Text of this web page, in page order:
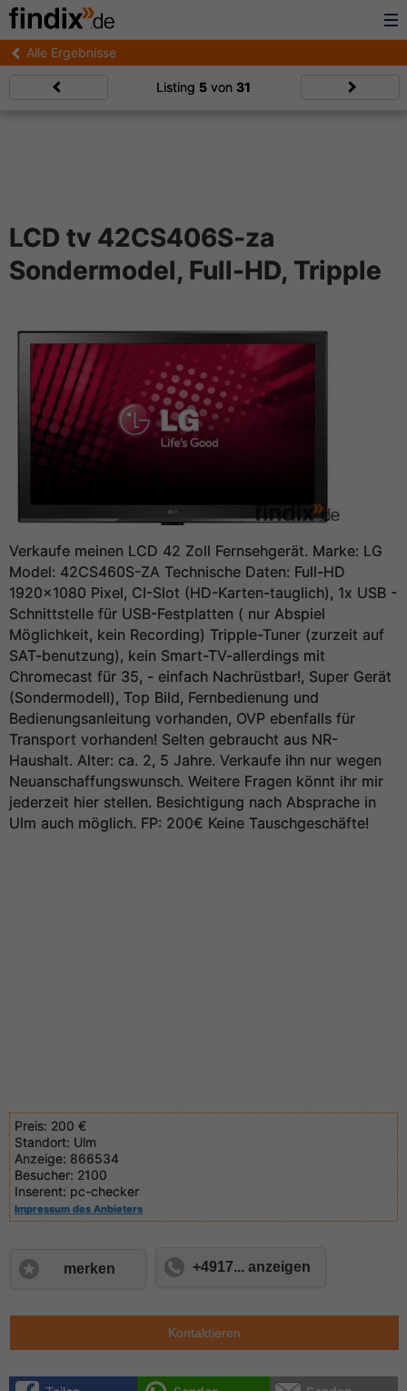
Alle Ergebnisse
Listing 5 von 31
LCD tv 42CS406S-za
Sondermodel, Full-HD, Tripple
Verkaufe meinen LCD 42 Zoll Fernsehgerät. Marke: LG
Model: 42CS460S-ZA Technische Daten: Full-HD
1920x1080 Pixel, CI-Slot (HD-Karten-tauglich), 1x USB -
Schnittstelle für USB-Festplatten ( nur Abspiel
Möglichkeit, kein Recording) Tripple-Tuner (zurzeit auf
SAT-benutzung), kein Smart-TV-allerdings mit
Chromecast für 35, - einfach Nachrüstbar!, Super Gerät
(Sondermodell), Top Bild, Fernbedienung und
Bedienungsanleitung vorhanden, OVP ebenfalls für
Transport vorhanden! Selten gebraucht aus NR-
Haushalt. Alter: ca. 2, 5 Jahre. Verkaufe ihn nur wegen
Neuanschaffungswunsch. Weitere Fragen könnt ihr mir
jederzeit hier stellen. Besichtigung nach Absprache in
Ulm auch möglich. FP: 200€ Keine Tauschgeschäfte!
Preis: 200 €
Standort: Ulm
Anzeige: 866534
Besucher: 2100
Inserent: pc-checker
Impressum des Anbieters
merken +4917... anzeigen
Kontaktieren